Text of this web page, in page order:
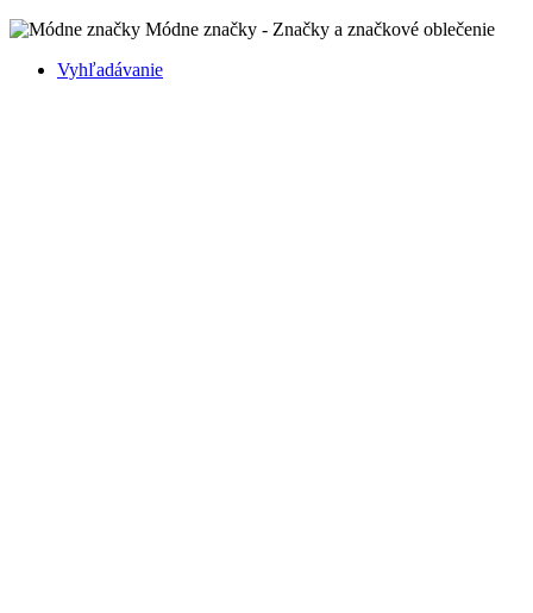
Módne značky - Značky a značkové oblečenie
Vyhľadávanie